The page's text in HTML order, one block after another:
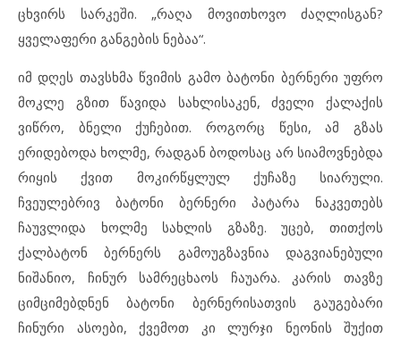
ცხვირს სარკეში. „რაღა მოვითხოვო ძაღლისგან?
ყველაფერი განგების ნებაა“.
იმ დღეს თავსხმა წვიმის გამო ბატონი ბერნერი უფრო
მოკლე გზით წავიდა სახლისაკენ, ძველი ქალაქის
ვიწრო, ბნელი ქუჩებით. როგორც წესი, ამ გზას
ერიდებოდა ხოლმე, რადგან ბოდოსაც არ სიამოვნებდა
რიყის ქვით მოკირწყლულ ქუჩაზე სიარული.
ჩვეულებრივ ბატონი ბერნერი პატარა ნაკვეთებს
ჩაუვლიდა ხოლმე სახლის გზაზე. უცებ, თითქოს
ქალბატონ ბერნერს გამოუგზავნია დაგვიანებული
ნიშანიო, ჩინურ სამრეცხაოს ჩაუარა. კარის თავზე
ციმციმებდნენ ბატონი ბერნერისათვის გაუგებარი
ჩინური ასოები, ქვემოთ კი ლურჯი ნეონის შუქით